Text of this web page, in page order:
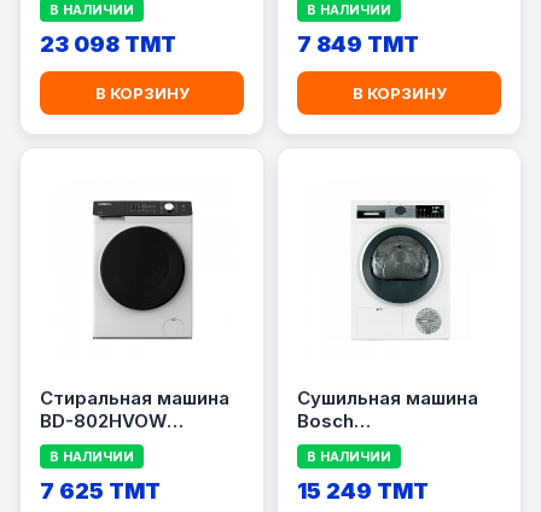
В НАЛИЧИИ
23 098 TMT
В КОРЗИНУ
В НАЛИЧИИ
7 849 TMT
В КОРЗИНУ
Стиральная машина
BD-802HVOW
HITACHI
В НАЛИЧИИ
7 625 TMT
Сушильная машина
Bosch
\"WQG1420AME\"
В НАЛИЧИИ
15 249 TMT